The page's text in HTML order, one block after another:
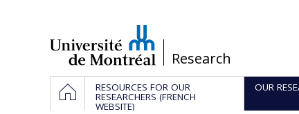
/Research
Navigation
principale
HOMERESOURCES FOR OUR
RESEARCHERS (FRENCH
WEBSITE)
OUR